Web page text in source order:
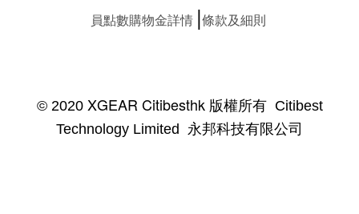
員點數購物金詳情 |條款及細則
© 2020 XGEAR Citibesthk 版權所有 Citibest
Technology Limited 永邦科技有限公司